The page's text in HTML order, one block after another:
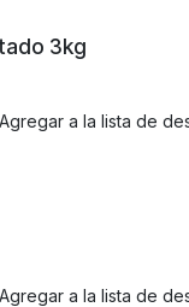
3kg
Agregar a la lista de
Agregar a la lista de